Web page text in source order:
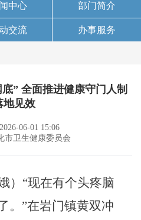
中心 部门简介
交流 办事服务
” 全面推进健康守门人制
地见效
06-01 15:06
市卫生健康委员会
）“现在有个头疼脑
。 ”在岩门镇黄双冲